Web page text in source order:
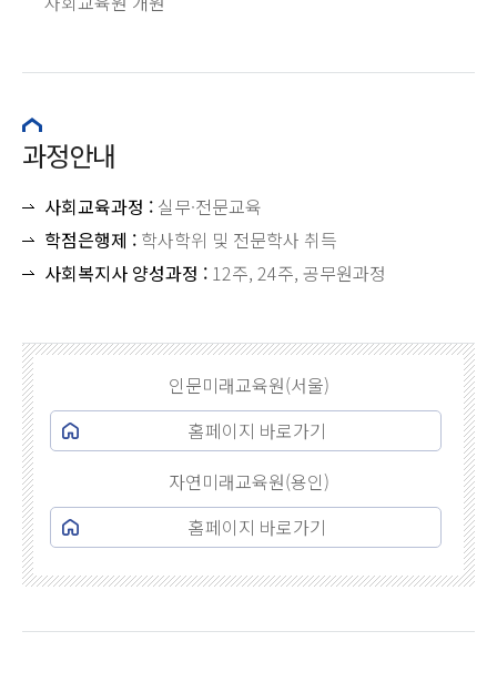
과정안내
사회교육과정 : 실무·전문교육
학점은행제 : 학사학위 및 전문학사 취득
사회복지사 양성과정 : 12주, 24주, 공무원과정
인문미래교육원(서울)
홈페이지 바로가기
자연미래교육원(용인)
홈페이지 바로가기